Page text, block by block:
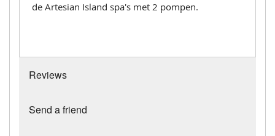
de Artesian Island spa's met 2 pompen.
Reviews
Send a friend